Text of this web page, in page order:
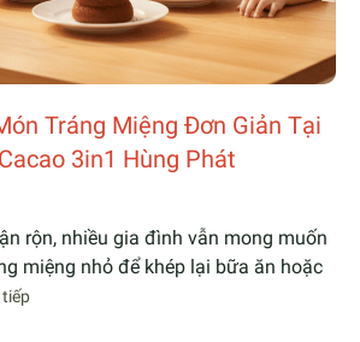
Tráng Miệng Đơn Giản Tại
3in1 Hùng Phát
rộn, nhiều gia đình vẫn mong muốn
miệng nhỏ để khép lại bữa ăn hoặc